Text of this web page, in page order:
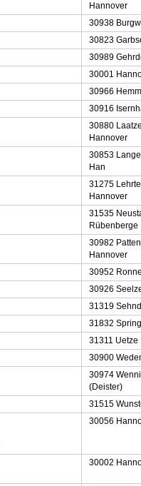
Hannover
30938
30823
30989
30001
30966
30916
30880
Hannover
30853
Han
31275
Hannover
31535
Rübenberge
30982
Hannover
30952
30926
31319
31832
31311 Uetze
30900
30974
(Deister)
31515
30056
30002